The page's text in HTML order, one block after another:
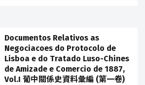
Documentos Relativos as
Negociacoes do Protocolo de
Lisboa e do Tratado Luso-Chines
de Amizade e Comercio de 1887,
Vol.I 葡中關係史資料彙編 (第一卷)